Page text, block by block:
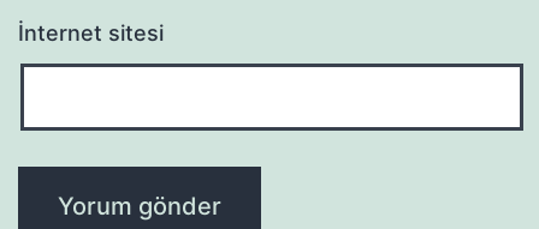
İnternet sitesi